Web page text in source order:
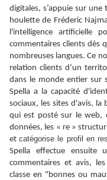
digitales, s’appuie sur
houlette de Fréderic
l'intelligence artificielle
commentaires clients dès
nombreuses langues. Ce
relation clients d’un
dans le monde entier sur
Spella a la capacité
sociaux, les sites d'avis, la
qui est posté sur le web,
données, les « re »
etcatégorise le profil en
Spella effectue ensuite
commentaires et avis,
classe en "bonnes ou